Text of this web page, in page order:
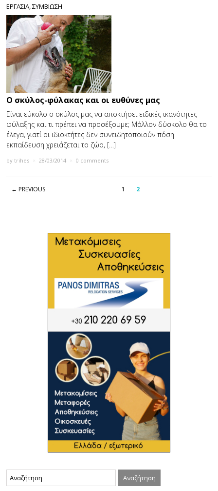
ΕΡΓΑΣΙΑ,ΣΥΜΒΙΩΣΗ
Ο σκύλος-φύλακας και οι ευθύνες μας
Είναι εύκολο ο σκύλος μας να αποκτήσει ειδικές ικανότητες
φύλαξης και τι πρέπει να προσέξουμε; Μάλλον δύσκολο θα το
έλεγα, γιατί οι ιδιοκτήτες δεν συνειδητοποιούν πόση
εκπαίδευση χρειάζεται το ζώο, […]
bytrihes 28/03/2014 0 comments
← PREVIOUS 1 2